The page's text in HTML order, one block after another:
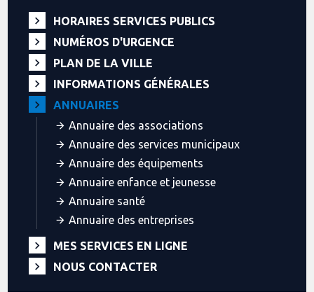
HORAIRES SERVICES PUBLICS
NUMÉROS D'URGENCE
PLAN DE LA VILLE
INFORMATIONS GÉNÉRALES
ANNUAIRES
Annuaire des associations
Annuaire des services municipaux
Annuaire des équipements
Annuaire enfance et jeunesse
Annuaire santé
Annuaire des entreprises
MES SERVICES EN LIGNE
NOUS CONTACTER